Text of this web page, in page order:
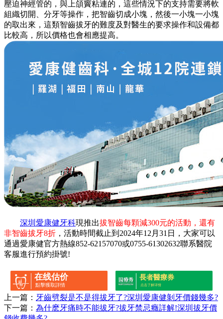
壓迫神經管的，與上頜竇粘連的，這些情況下的支持需要將軟
組織切開、分牙等操作，把智齒切成小塊，然後一小塊一小塊
的取出來，這類智齒拔牙的難度及對醫生的要求操作和設備都
比較高，所以價格也會相應提高。
深圳愛康健牙科現推出拔智齒每顆減300元的活動，還有
非智齒拔牙8折 ，活動時間截止到2024年12月31日，大家可以
通過愛康健官方熱線852-62157070或0755-61302632聯系醫院
客服進行預約掛號!
在线估价
點擊獲取詳情
長者醫療券
点击了解详情
上一篇： 牙齒劈裂是不是得拔牙了?深圳愛康健剝牙價錢幾多?
下一篇： 為什麽牙痛時不能拔牙?拔牙禁忌癥詳解!深圳拔牙價